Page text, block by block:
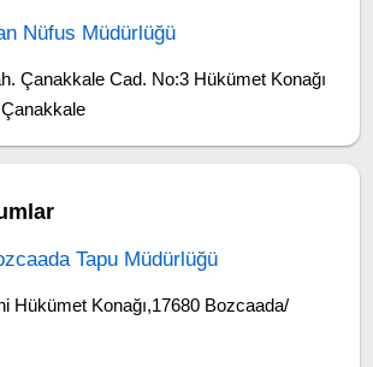
Nüfus Müdürlüğü
Çanakkale Cad. No:3 Hükümet Konağı
Tapu Müdürlüğü
Hükümet Konağı,17680 Bozcaada/